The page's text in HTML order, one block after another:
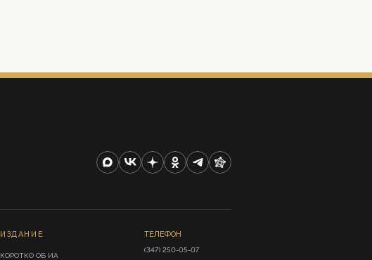
ИЗДАНИЕ
КОРОТКО ОБ ИА
ТЕЛЕФОН
(347) 250-05-07